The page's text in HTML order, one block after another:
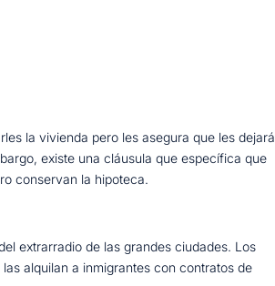
la vivienda pero les asegura que les dejará
existe una cláusula que específica que
conservan la hipoteca.
extrarradio de las grandes ciudades. Los
alquilan a inmigrantes con contratos de